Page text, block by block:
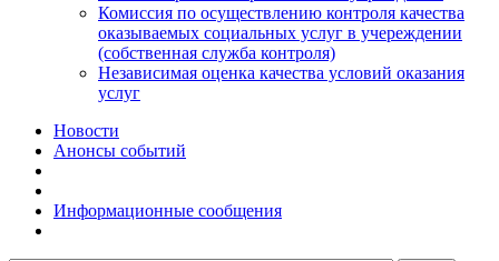
Комиссия по осуществлению контроля качества
оказываемых социальных услуг в учереждении
(собственная служба контроля)
Независимая оценка качества условий оказания
услуг
Новости
Анонсы событий
Информационные сообщения